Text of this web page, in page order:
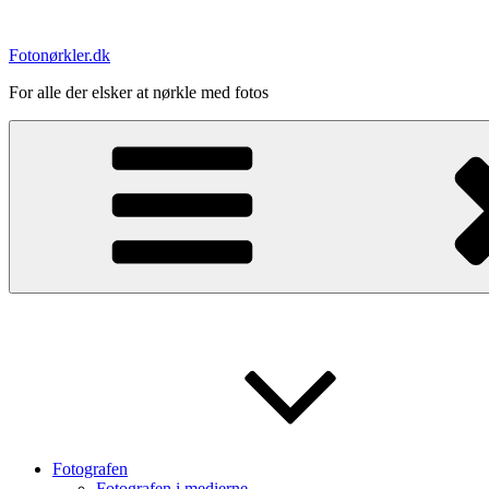
indhold
Fotonørkler.dk
For alle der elsker at nørkle med fotos
Fotografen